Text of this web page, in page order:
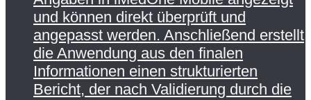
und können direkt überprüft und
angepasst werden. Anschließend erstellt
die Anwendung aus den finalen
Informationen einen strukturierten
Bericht, der nach Validierung durch die